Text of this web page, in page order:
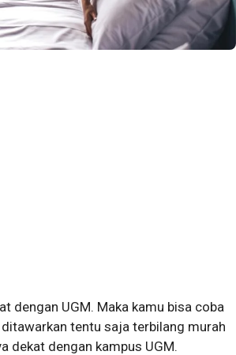
dengan UGM. Maka kamu bisa coba
tentu saja terbilang murah
dekat dengan kampus UGM.